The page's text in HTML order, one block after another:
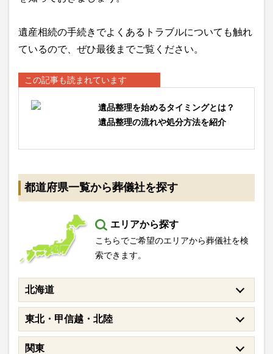
遺産相続の手続きでよくあるトラブルについても触れ
ているので、ぜひ最後までご覧ください。
この記事も読まれています
遺品整理を始めるタイミングとは？
遺品整理の流れや処分方法を紹介
都道府県一覧から葬儀社を探す
エリアから探す
こちらでご希望のエリアから葬儀社を検
索できます。
北海道
東北・甲信越・北陸
関東